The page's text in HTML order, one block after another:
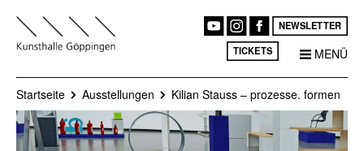
NEWSLETTER
TICKETS MENÜ
Startseite Ausstellungen Kilian Stauss – prozesse. formen